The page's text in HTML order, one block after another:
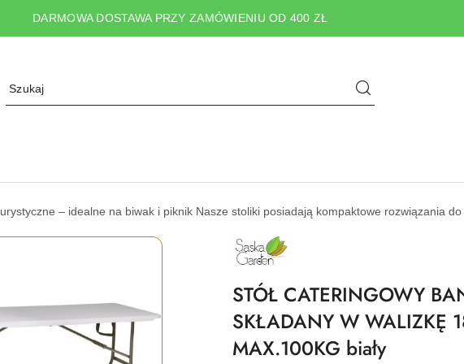
DARMOWA DOSTAWA PRZY ZAMÓWIENIU OD 400 ZŁ
– idealne na biwak i piknik Nasze stoliki posiadają kompaktowe rozwiązania
NAZWA
PRODUCENTA:
SASKA
STÓŁ CATERINGOWY
SKŁADANY W WALIZKĘ
MAX.100KG biały